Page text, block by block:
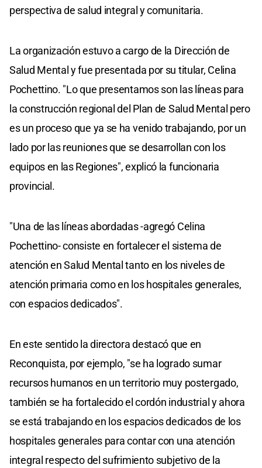
perspectiva de salud integral y comunitaria.
La organización estuvo a cargo de la Dirección de
Salud Mental y fue presentada por su titular, Celina
Pochettino. "Lo que presentamos son las líneas para
la construcción regional del Plan de Salud Mental pero
es un proceso que ya se ha venido trabajando, por un
lado por las reuniones que se desarrollan con los
equipos en las Regiones", explicó la funcionaria
provincial.
"Una de las líneas abordadas -agregó Celina
Pochettino- consiste en fortalecer el sistema de
atención en Salud Mental tanto en los niveles de
atención primaria como en los hospitales generales,
con espacios dedicados".
En este sentido la directora destacó que en
Reconquista, por ejemplo, "se ha logrado sumar
recursos humanos en un territorio muy postergado,
también se ha fortalecido el cordón industrial y ahora
se está trabajando en los espacios dedicados de los
hospitales generales para contar con una atención
integral respecto del sufrimiento subjetivo de la